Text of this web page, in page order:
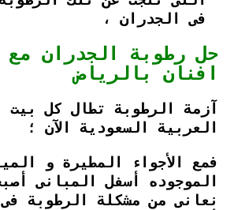
فى الجدران ،
حل رطوبة الجدران مع
افنان بالرياض
آزمة الرطوبة تطال كل بيت
العربية السعودية الآن ؛
فمع الأجواء المطيرة و
الموجوده أسفل المبانى
نعانى من مشكلة الرطوبة